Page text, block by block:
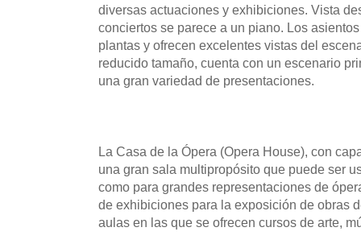
diversas actuaciones y exhibiciones. Vista
conciertos se parece a un piano. Los
plantas y ofrecen excelentes vistas del
reducido tamaño, cuenta con un escenario
una gran variedad de presentaciones.
La Casa de la Ópera (Opera House), con
una gran sala multipropósito que puede ser
como para grandes representaciones de
de exhibiciones para la exposición de obras
aulas en las que se ofrecen cursos de arte,